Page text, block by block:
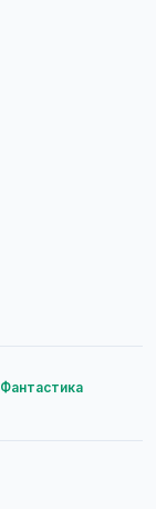
Фантастика